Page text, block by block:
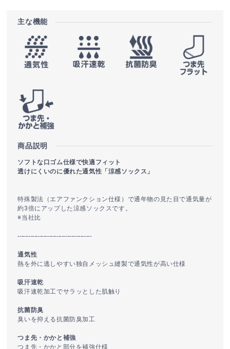
主な機能
商品説明
ソフトな口ゴム仕様で快適フィット
透けにくいのに優れた通気性「涼感ソックス」
特殊製法（エアファンクション仕様）で通年物の見た目で通気量が
約3倍にアップした涼感ソックスです。
※当社比
----------------------------------------
通気性
熱を外に逃しやすい独自メッシュ縫製で通気性が高い仕様
吸汗速乾
吸汗速乾加工でサラッとした肌触り
抗菌防臭
臭いを抑える抗菌防臭加工
つま先・かかと補強
つま先・かかと部分を補強仕様